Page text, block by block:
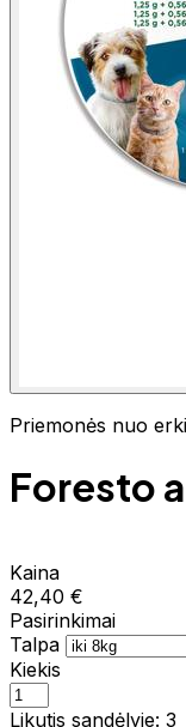
Priemonės nuo
Foresto
Kaina
42,40 €
Pasirinkimai
Talpa
Kiekis
Likutis sandėlyje: 3